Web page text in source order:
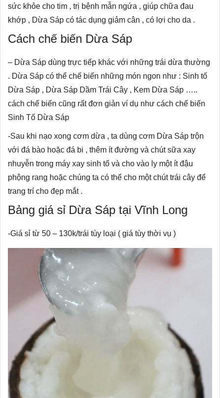
sức khỏe cho tim , trị bệnh mẫn ngứa , giúp chữa đau
khớp , Dừa Sáp có tác dụng giảm cân , có lợi cho da .
Cách chế biến Dừa Sáp
– Dừa Sáp dùng trực tiếp khác với những trái dừa thường
. Dừa Sáp có thể chế biến những món ngon như : Sinh tố
Dừa Sáp , Dừa Sáp Dầm Trái Cây , Kem Dừa Sáp …..
cách chế biến cũng rất đơn giản ví dụ như cách chế biến
Sinh Tố Dừa Sáp
-Sau khi nạo xong cơm dừa , ta dùng cơm Dừa Sáp trộn
với đá bào hoặc đá bi , thêm ít đường và chút sữa xay
nhuyễn trong máy xay sinh tố và cho vào ly một ít đậu
phộng rang hoặc chúng ta có thể cho một chút trái cây để
trang trí cho đẹp mắt .
Bảng giá sỉ Dừa Sáp tại Vĩnh Long
-Giá sỉ từ 50 – 130k/trái tùy loại ( giá tùy thời vụ )